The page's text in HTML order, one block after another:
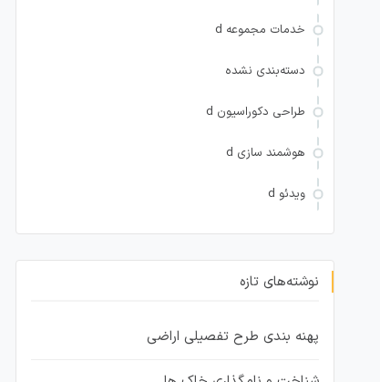
خدمات مجموعه d
دسته‌بندی نشده
طراحی دکوراسیون d
هوشمند سازی d
ویدئو d
نوشته‌های تازه
پهنه بندی طرح تفصیلی اراضی